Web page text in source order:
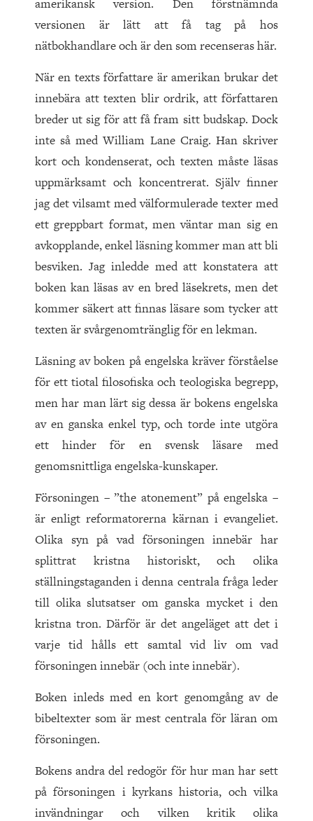
amerikansk version. Den förstnämnda
versionen är lätt att få tag på hos
nätbokhandlare och är den som recenseras här.
När en texts författare är amerikan brukar det
innebära att texten blir ordrik, att författaren
breder ut sig för att få fram sitt budskap. Dock
inte så med William Lane Craig. Han skriver
kort och kondenserat, och texten måste läsas
uppmärksamt och koncentrerat. Själv finner
jag det vilsamt med välformulerade texter med
ett greppbart format, men väntar man sig en
avkopplande, enkel läsning kommer man att bli
besviken. Jag inledde med att konstatera att
boken kan läsas av en bred läsekrets, men det
kommer säkert att finnas läsare som tycker att
texten är svårgenomtränglig för en lekman.
Läsning av boken på engelska kräver förståelse
för ett tiotal filosofiska och teologiska begrepp,
men har man lärt sig dessa är bokens engelska
av en ganska enkel typ, och torde inte utgöra
ett hinder för en svensk läsare med
genomsnittliga engelska-kunskaper.
Försoningen – ”the atonement” på engelska –
är enligt reformatorerna kärnan i evangeliet.
Olika syn på vad försoningen innebär har
splittrat kristna historiskt, och olika
ställningstaganden i denna centrala fråga leder
till olika slutsatser om ganska mycket i den
kristna tron. Därför är det angeläget att det i
varje tid hålls ett samtal vid liv om vad
försoningen innebär (och inte innebär).
Boken inleds med en kort genomgång av de
bibeltexter som är mest centrala för läran om
försoningen.
Bokens andra del redogör för hur man har sett
på försoningen i kyrkans historia, och vilka
invändningar och vilken kritik olika